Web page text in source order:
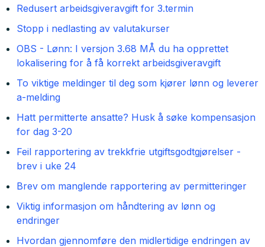
Redusert arbeidsgiveravgift for 3.termin
Stopp i nedlasting av valutakurser
OBS - Lønn: I versjon 3.68 MÅ du ha opprettet
lokalisering for å få korrekt arbeidsgiveravgift
To viktige meldinger til deg som kjører lønn og leverer
a-melding
Hatt permitterte ansatte? Husk å søke kompensasjon
for dag 3-20
Feil rapportering av trekkfrie utgiftsgodtgjørelser -
brev i uke 24
Brev om manglende rapportering av permitteringer
Viktig informasjon om håndtering av lønn og
endringer
Hvordan gjennomføre den midlertidige endringen av